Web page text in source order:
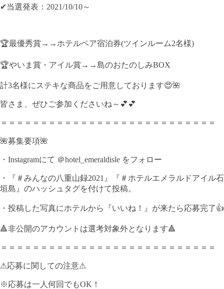
✔当選発表：2021/10/10～
🏆最優秀賞→→ホテルペア宿泊券(ツインルーム2名様)
🏆やいま賞・アイル賞→→島のおたのしみBOX
計3名様にステキな商品をご用意しております😍🌺
皆さま、ぜひご参加くださいね～💕💕
＝＝＝＝＝＝＝＝＝＝＝＝＝＝＝＝＝＝＝＝＝＝＝＝＝＝＝
🌺募集要項🌺
・Instagramにて ＠hotel_emeraldisle をフォロー
・『＃みんなの八重山録2021』『＃ホテルエメラルドアイル石
垣島』のハッシュタグを付けて投稿。
・投稿した写真にホテルから『いいね！』が来たら応募完了👍
🔺非公開のアカウントは選考対象外となります🔺
＝＝＝＝＝＝＝＝＝＝＝＝＝＝＝＝＝＝＝＝＝＝＝＝＝＝＝
⚠応募に関しての注意⚠
※応募は一人何回でもOK！